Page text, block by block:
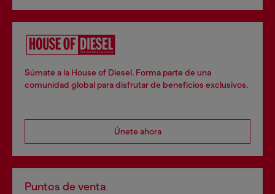
Súmate a la House of Diesel. Forma parte de una
comunidad global para disfrutar de beneficios exclusivos.
Únete ahora
Puntos de venta